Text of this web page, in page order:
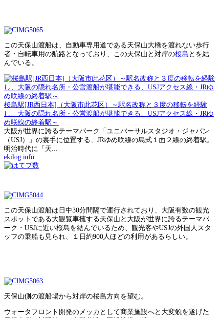
この天保山渡船は、自動車専用道である天保山大橋を渡れない歩行
者・自転車用の航路となっており、この天保山と対岸の桜島 とを結
んでいる。
桜島駅[JR西日本]（大阪市此花区）～駅名改称と３度の移転を経験
し、大阪の隠れ名所・公営渡船が堪能できる、USJアクセス線・JRゆ
め咲線の終着駅～
大阪が世界に誇るテーマパーク「ユニバーサルスタジオ・ジャパン
（USJ）」の裏手に位置する、JRゆめ咲線の島式１面２線の終着駅。
明治時代に「天...
ekilog.info
この天保山渡船は日中30分間隔で運行されており、大阪有数の観光
スポットである大観覧車擁する天保山と大阪が世界に誇るテーマパ
ーク・USJに近い桜島を結んでいるため、観光客やUSJの外国人スタ
ッフの乗船も見られ、１日約900人ほどの利用があるらしい。
天保山側の渡船場から対岸の桜島方向を望む。
ウォータフロント開発のメッカとして商業施設へと大変貌を遂げた